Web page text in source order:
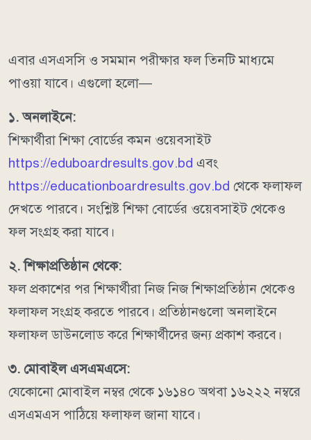
এবার এসএসসি ও সমমান পরীক্ষার ফল তিনটি মাধ্যমে
পাওয়া যাবে। এগুলো হলো—
১. অনলাইনে:
শিক্ষার্থীরা শিক্ষা বোর্ডের কমন ওয়েবসাইট
https://eduboardresults.gov.bd এবং
https://educationboardresults.gov.bd থেকে ফলাফল
দেখতে পারবে। সংশ্লিষ্ট শিক্ষা বোর্ডের ওয়েবসাইট থেকেও
ফল সংগ্রহ করা যাবে।
২. শিক্ষাপ্রতিষ্ঠান থেকে:
ফল প্রকাশের পর শিক্ষার্থীরা নিজ নিজ শিক্ষাপ্রতিষ্ঠান থেকেও
ফলাফল সংগ্রহ করতে পারবে। প্রতিষ্ঠানগুলো অনলাইনে
ফলাফল ডাউনলোড করে শিক্ষার্থীদের জন্য প্রকাশ করবে।
৩. মোবাইল এসএমএসে:
যেকোনো মোবাইল নম্বর থেকে ১৬১৪০ অথবা ১৬২২২ নম্বরে
এসএমএস পাঠিয়ে ফলাফল জানা যাবে।